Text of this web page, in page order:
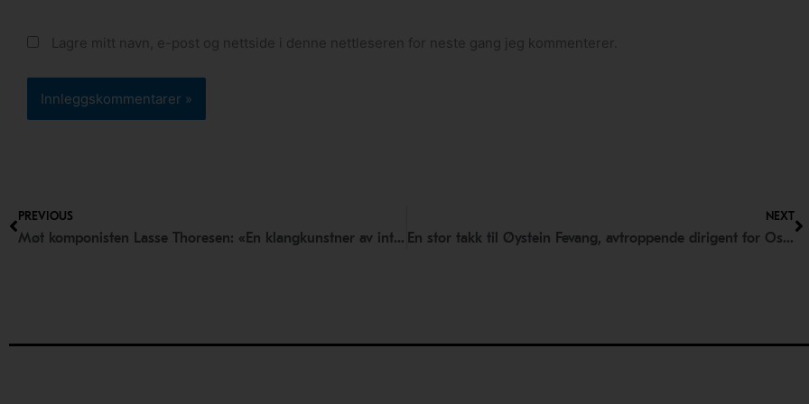
Lagre mitt navn, e-post og nettside i denne nettleseren for neste gang jeg kommenterer.
Prev
PREVIOUS
Møt komponisten Lasse Thoresen: «En klangkunstner av internasjonalt format»!
NEXT
En stor takk til Øystein Fevang, avtroppende dirigent for Oslo Filharmoniske Kor!